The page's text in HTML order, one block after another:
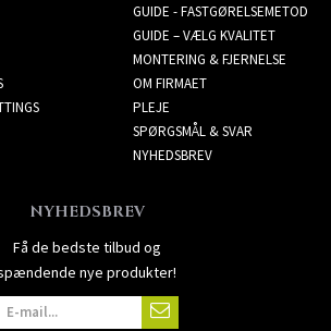
GUIDE - FASTGØRELSEMETOD
GUIDE – VÆLG KVALITET
MONTERING & FJERNELSE
OM FIRMAET
PLEJE
SPØRGSMÅL & SVAR
NYHEDSBREV
NYHEDSBREV
Få de bedste tilbud og
nye produkter!